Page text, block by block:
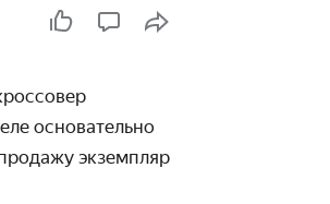
основательно
экземпляр